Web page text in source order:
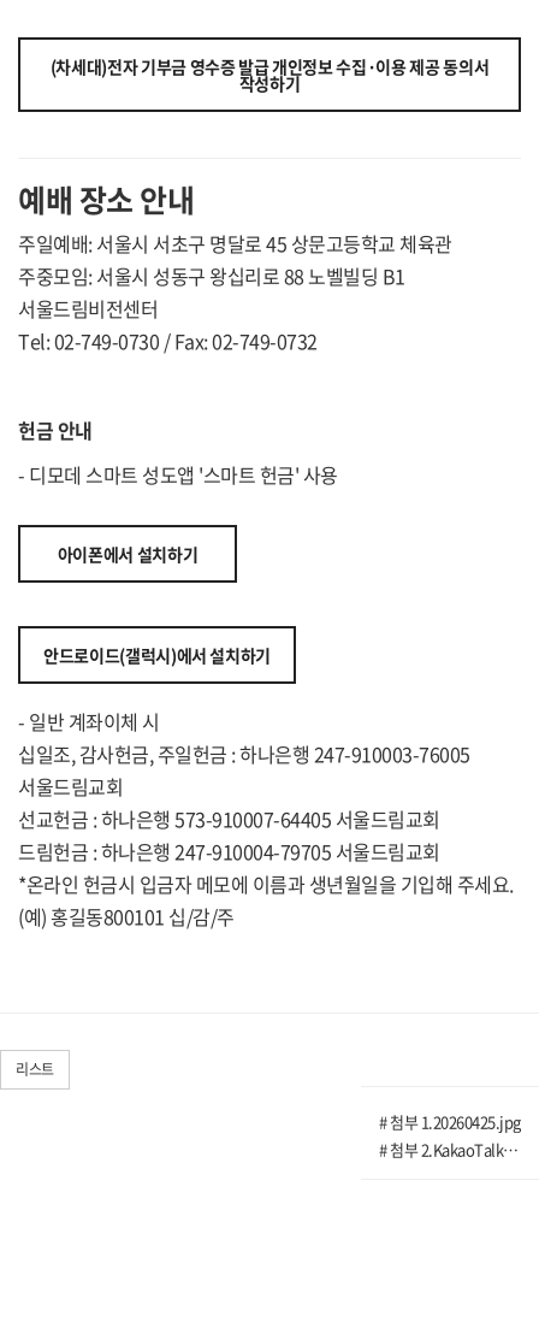
(차세대)전자 기부금 영수증 발급 개인정보 수집·이용 제공 동의서
작성하기
예배 장소 안내
주일예배: 서울시 서초구 명달로 45 상문고등학교 체육관
주중모임: 서울시 성동구 왕십리로 88 노벨빌딩 B1
서울드림비전센터
Tel: 02-749-0730 / Fax: 02-749-0732
헌금 안내
- 디모데 스마트 성도앱 '스마트 헌금' 사용
아이폰에서 설치하기
안드로이드(갤럭시)에서 설치하기
- 일반 계좌이체 시
십일조, 감사헌금, 주일헌금 : 하나은행 247-910003-76005
서울드림교회
선교헌금 : 하나은행 573-910007-64405 서울드림교회
드림헌금 : 하나은행 247-910004-79705 서울드림교회
*온라인 헌금시 입금자 메모에 이름과 생년월일을 기입해 주세요.
(예) 홍길동800101 십/감/주
리스트
# 첨부 1.20260425.jpg
# 첨부 2.KakaoTalk_20260423_171345194.png